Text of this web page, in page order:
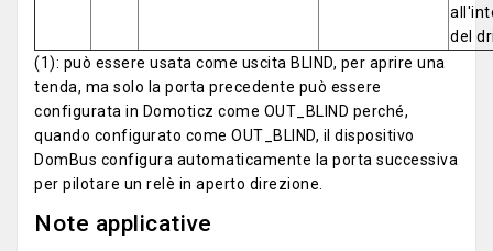
del
(1): può essere usata come uscita BLIND, per aprire una
tenda, ma solo la porta precedente può essere
configurata in Domoticz come OUT_BLIND perché,
quando configurato come OUT_BLIND, il dispositivo
DomBus configura automaticamente la porta successiva
per pilotare un relè in aperto direzione.
Note applicative